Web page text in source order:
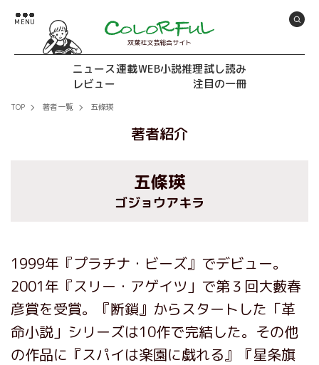
双葉社文芸総合サイト
ニュース連載WEB小説推理試し読み
レビュー
注目の一冊
TOP 著者一覧 五條瑛
著者紹介
五條瑛
ゴジョウアキラ
1999年『プラチナ・ビーズ』でデビュー。
2001年『スリー・アゲイツ」で第３回大藪春
彦賞を受賞。『断鎖』からスタートした「革
命小説」シリーズは10作で完結した。その他
の作品に『スパイは楽園に戯れる』『星条旗